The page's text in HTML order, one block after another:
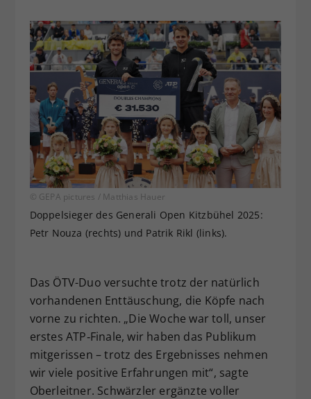
© GEPA pictures / Matthias Hauer
Doppelsieger des Generali Open Kitzbühel 2025:
Petr Nouza (rechts) und Patrik Rikl (links).
Das ÖTV-Duo versuchte trotz der natürlich
vorhandenen Enttäuschung, die Köpfe nach
vorne zu richten. „Die Woche war toll, unser
erstes ATP‑Finale, wir haben das Publikum
mitgerissen – trotz des Ergebnisses nehmen
wir viele positive Erfahrungen mit“, sagte
Oberleitner. Schwärzler ergänzte voller